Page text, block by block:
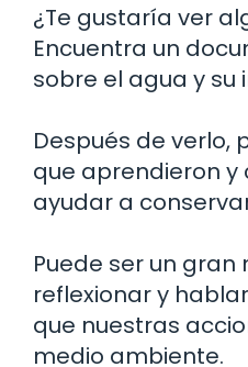
¿Te gustaría ver
Encuentra un
sobre el agua y su
Después de verlo,
que aprendieron y
ayudar a
Puede ser un
reflexionar y
que nuestras
medio ambiente.